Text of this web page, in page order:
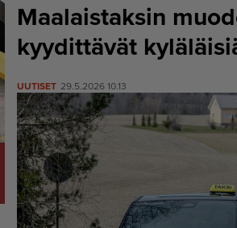
Maalaistaksin
kyydittävät
UUTISET 29.5.2026 10.13